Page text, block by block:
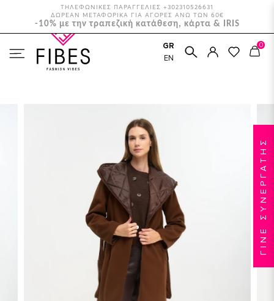
ΓΙΝΕ ΣΥΝΕΡΓΑΤΗΣ
ΤΗΛΕΦΩΝΙΚΕΣ ΠΑΡΑΓΓΕΛΙΕΣ +302310526631
ΔΩΡΕΑΝ ΜΕΤΑΦΟΡΙΚΑ ΓΙΑ ΑΓΟΡΕΣ ΑΝΩ ΤΩΝ 60€
-10% με την τραπεζική κατάθεση, κάρτα & IRIS
GR
EN
0
ΑΡΧΙΚΉ ΡΟΎΧΑ
ΠΑΛΤΌ ΜΕ ΚΑΠΙΤΟΝΈ ΚΟΥΚΟΎΛΑ